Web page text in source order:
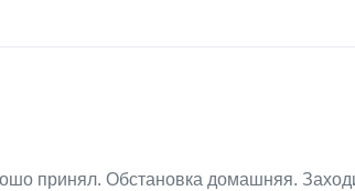
принял. Обстановка домашняя.